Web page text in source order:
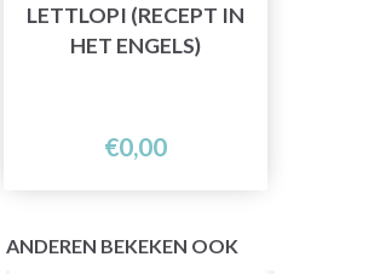
LETTLOPI (RECEPT IN
HET ENGELS)
€0,00
ANDEREN BEKEKEN OOK